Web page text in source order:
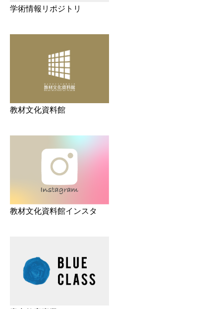
学術情報リポジトリ
教材文化資料館
教材文化資料館インスタ